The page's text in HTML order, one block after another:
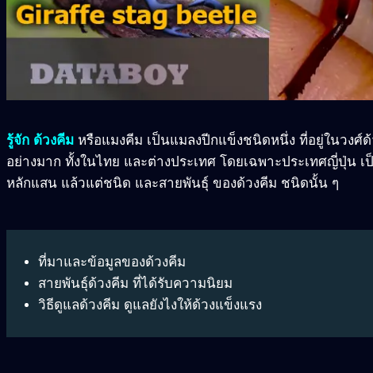
รู้จัก ด้วงคีม หรือแมงคีม เป็นแมลงปีกแข็งชนิดหนึ่ง ที่อยู่ในวงศ์
อย่างมาก ทั้งในไทย และต่างประเทศ โดยเฉพาะประเทศญี่ปุ่น
หลักแสน แล้วแต่ชนิด และสายพันธุ์ ของด้วงคีม ชนิดนั้น ๆ
ที่มาและข้อมูลของด้วงคีม
สายพันธุ์ด้วงคีม ที่ได้รับความนิยม
วิธีดูแลด้วงคีม ดูแลยังไงให้ด้วงแข็งแรง